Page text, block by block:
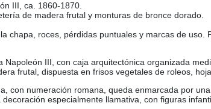
III, ca. 1860-1870.
de madera frutal y monturas de bronce dorado.
chapa, roces, pérdidas puntuales y marcas de uso.
Napoleón III, con caja arquitectónica organizada
frutal, dispuesta en frisos vegetales de roleos,
con numeración romana, queda enmarcada por
especialmente llamativa, con figuras